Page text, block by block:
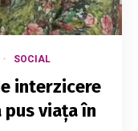
SOCIAL
interzicere
viața în